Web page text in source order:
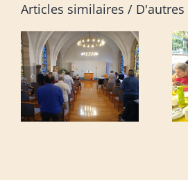
Articles similaires